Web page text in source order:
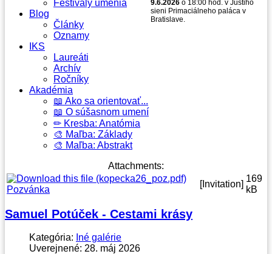
Festivaly umenia
Blog
Články
Oznamy
IKS
Laureáti
Archív
Ročníky
Akadémia
📖 Ako sa orientovať...
📖 O súšasnom umení
✏ Kresba: Anatómia
🎨 Maľba: Základy
🎨 Maľba: Abstrakt
9.6.2026 o 18:00 hod. v Justiho
sieni Primaciálneho paláca v
Bratislave.
Attachments:
Pozvánka
[Invitation]
169
kB
Samuel Potúček - Cestami krásy
Kategória: Iné galérie
Uverejnené: 28. máj 2026